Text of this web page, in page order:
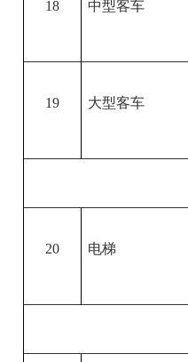
18 中型客车
19 大型客车
20 电梯